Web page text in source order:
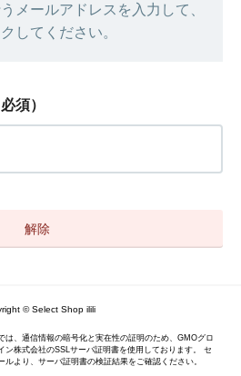
メールアドレスを入力して、
してください。
必須）
© Select Shop ilili
は、通信情報の暗号化と実在性の証明のため、GMOグロ
ン株式会社のSSLサーバ証明書を使用しております。 セ
ルより、サーバ証明書の検証結果をご確認ください。